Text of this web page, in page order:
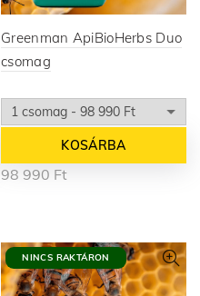
Greenman ApiBioHerbs Duo
csomag
KOSÁRBA
98 990 Ft
NINCS RAKTÁRON